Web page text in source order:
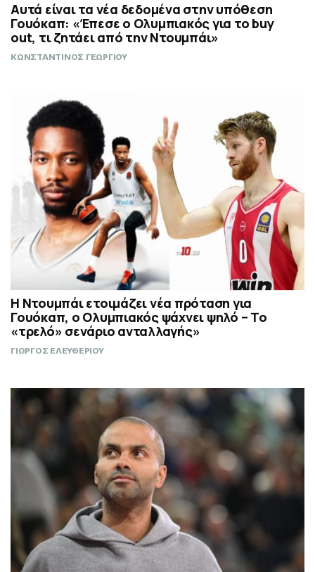
Αυτά είναι τα νέα δεδομένα στην υπόθεση
Γουόκαπ: «Έπεσε ο Ολυμπιακός για το buy
out, τι ζητάει από την Ντουμπάι»
ΚΩΝΣΤΑΝΤΙΝΟΣ ΓΕΩΡΓΙΟΥ
Η Ντουμπάι ετοιμάζει νέα πρόταση για
Γουόκαπ, ο Ολυμπιακός ψάχνει ψηλό – Το
«τρελό» σενάριο ανταλλαγής»
ΓΙΩΡΓΟΣ ΕΛΕΥΘΕΡΙΟΥ